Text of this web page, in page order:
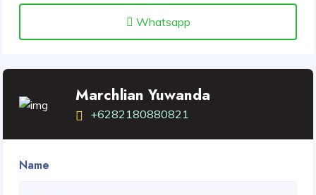
Whatsapp
Marchlian Yuwanda
+6282180880821
Name